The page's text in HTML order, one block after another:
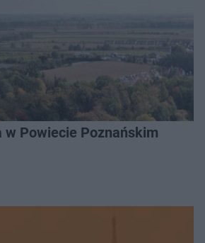
w Powiecie Poznańskim